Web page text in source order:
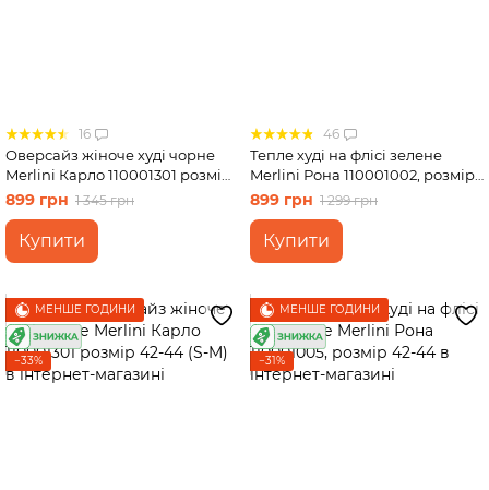
16
Оверсайз жіноче худі чорне
Merlini Карло 110001301 розмір
46-48 (L-XL)
899 грн 1 345 грн
Купити
46
Тепле худі на флісі зелене
Merlini Рона 110001002, розмір
46-48
899 грн 1 299 грн
Купити
МЕНШЕ ГОДИНИ
−33%
МЕНШЕ ГОДИНИ
−31%